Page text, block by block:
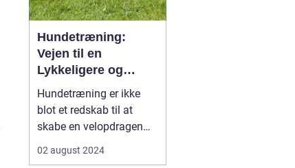
Hundetræning:
Vejen til en
Lykkeligere og
Sundere Bedste Ven
Hundetræning er ikke
blot et redskab til at
skabe en velopdragen
en investering i hundens
02 august 2024